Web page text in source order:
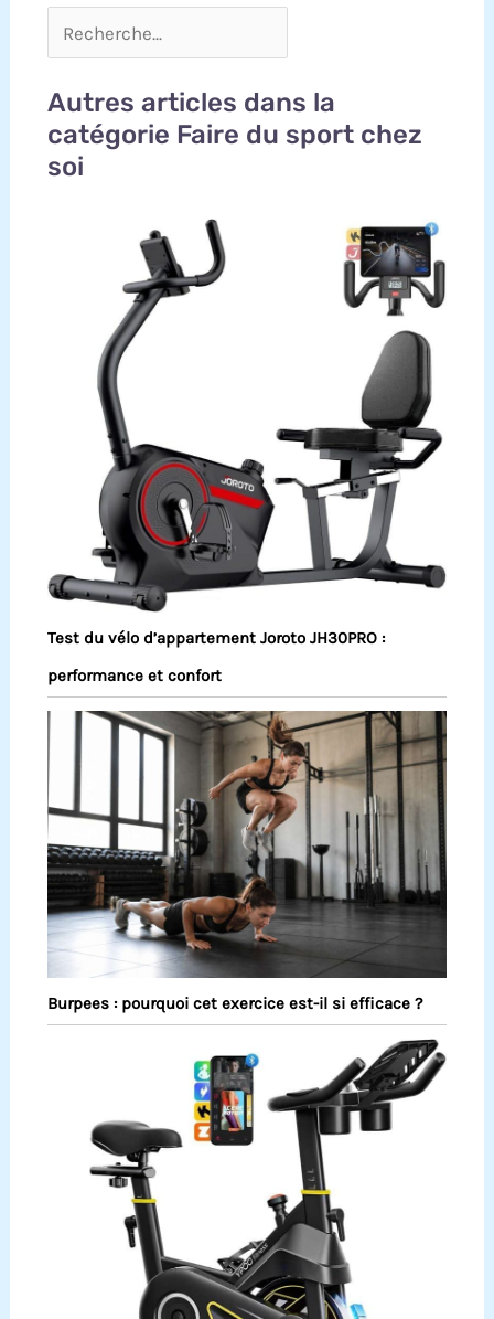
Autres articles dans la
catégorie Faire du sport chez
soi
Test du vélo d’appartement Joroto JH30PRO :
performance et confort
Burpees : pourquoi cet exercice est-il si efficace ?